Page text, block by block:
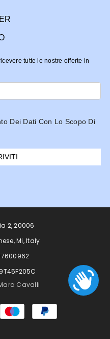
tutte le nostre offerte in
Dei Dati Con Lo Scopo Di
2, 20006
Mi, Italy
Cavalli
Metodi
di